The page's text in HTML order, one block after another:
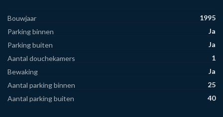
Bouwjaar
1995
Parking binnen
Ja
Parking buiten
Ja
Aantal douchekamers
1
Bewaking
Ja
Aantal parking binnen
25
Aantal parking buiten
40